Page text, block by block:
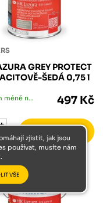
GREY PROTECT
ŠEDÁ 0,75 l
skladem méně než 5 ks 497 Kč
zjistit, jak jsou
používat, musíte nám